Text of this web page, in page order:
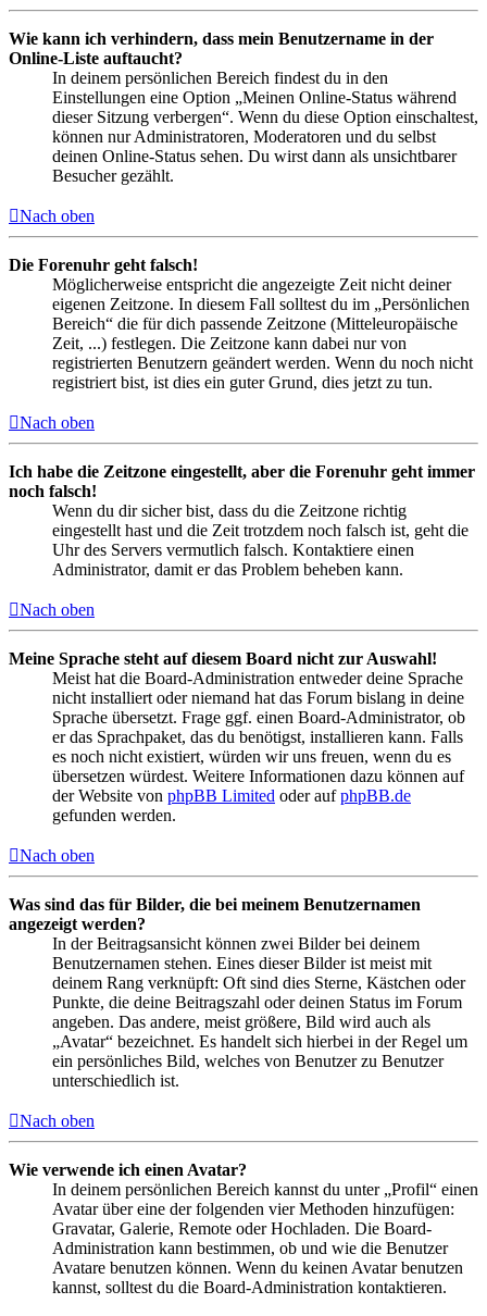
Wie kann ich verhindern, dass mein Benutzername in der
Online-Liste auftaucht?
In deinem persönlichen Bereich findest du in den
Einstellungen eine Option „Meinen Online-Status während
dieser Sitzung verbergen“. Wenn du diese Option einschaltest,
können nur Administratoren, Moderatoren und du selbst
deinen Online-Status sehen. Du wirst dann als unsichtbarer
Besucher gezählt.
Nach oben
Die Forenuhr geht falsch!
Möglicherweise entspricht die angezeigte Zeit nicht deiner
eigenen Zeitzone. In diesem Fall solltest du im „Persönlichen
Bereich“ die für dich passende Zeitzone (Mitteleuropäische
Zeit, ...) festlegen. Die Zeitzone kann dabei nur von
registrierten Benutzern geändert werden. Wenn du noch nicht
registriert bist, ist dies ein guter Grund, dies jetzt zu tun.
Nach oben
Ich habe die Zeitzone eingestellt, aber die Forenuhr geht immer
noch falsch!
Wenn du dir sicher bist, dass du die Zeitzone richtig
eingestellt hast und die Zeit trotzdem noch falsch ist, geht die
Uhr des Servers vermutlich falsch. Kontaktiere einen
Administrator, damit er das Problem beheben kann.
Nach oben
Meine Sprache steht auf diesem Board nicht zur Auswahl!
Meist hat die Board-Administration entweder deine Sprache
nicht installiert oder niemand hat das Forum bislang in deine
Sprache übersetzt. Frage ggf. einen Board-Administrator, ob
er das Sprachpaket, das du benötigst, installieren kann. Falls
es noch nicht existiert, würden wir uns freuen, wenn du es
übersetzen würdest. Weitere Informationen dazu können auf
der Website von phpBB Limited oder aufphpBB.de
gefunden werden.
Nach oben
Was sind das für Bilder, die bei meinem Benutzernamen
angezeigt werden?
In der Beitragsansicht können zwei Bilder bei deinem
Benutzernamen stehen. Eines dieser Bilder ist meist mit
deinem Rang verknüpft: Oft sind dies Sterne, Kästchen oder
Punkte, die deine Beitragszahl oder deinen Status im Forum
angeben. Das andere, meist größere, Bild wird auch als
„Avatar“ bezeichnet. Es handelt sich hierbei in der Regel um
ein persönliches Bild, welches von Benutzer zu Benutzer
unterschiedlich ist.
Nach oben
Wie verwende ich einen Avatar?
In deinem persönlichen Bereich kannst du unter „Profil“ einen
Avatar über eine der folgenden vier Methoden hinzufügen:
Gravatar, Galerie, Remote oder Hochladen. Die Board-
Administration kann bestimmen, ob und wie die Benutzer
Avatare benutzen können. Wenn du keinen Avatar benutzen
kannst, solltest du die Board-Administration kontaktieren.